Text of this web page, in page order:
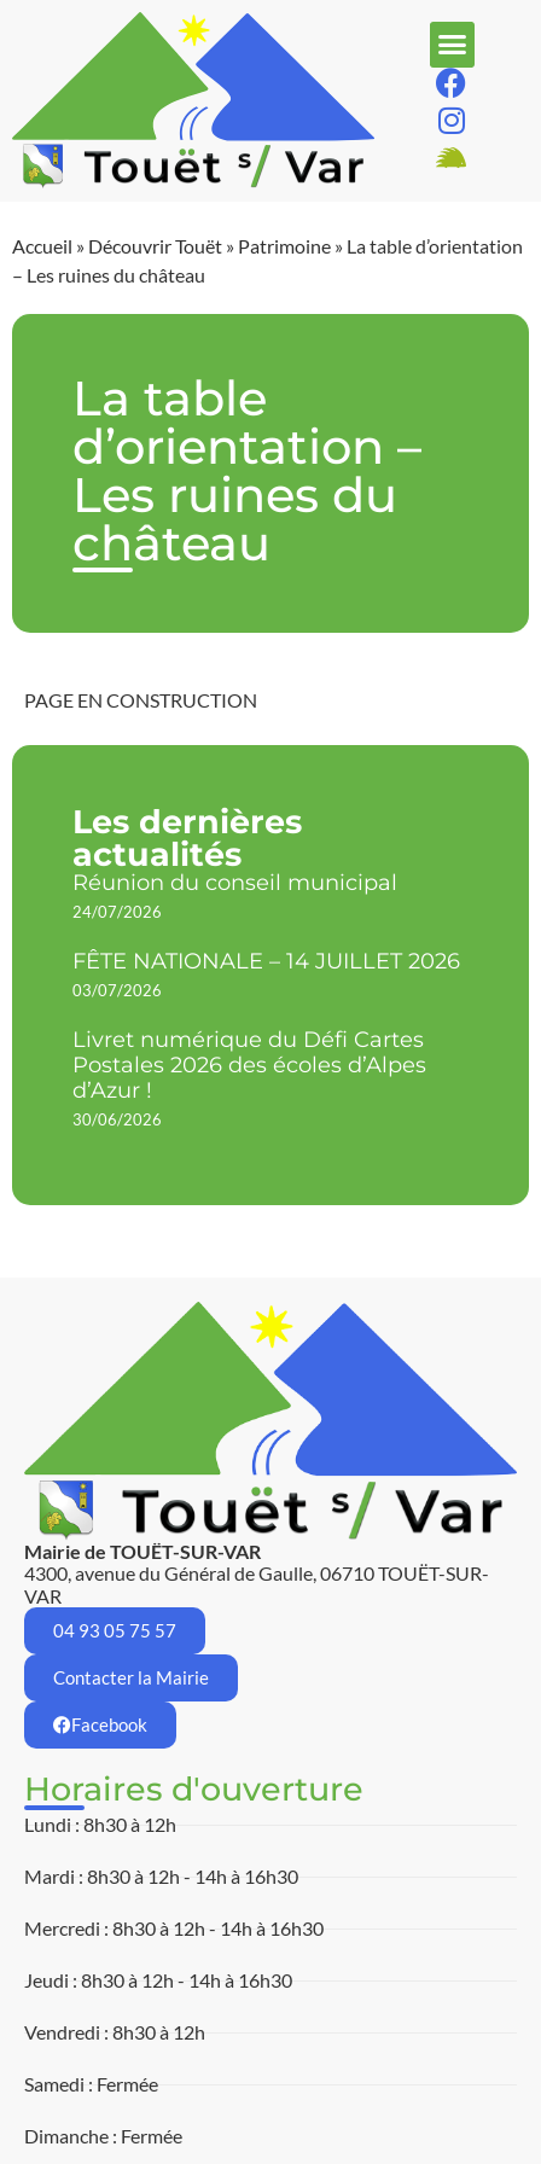
Accueil » Découvrir Touët » Patrimoine » La table d’orientation
– Les ruines du château
La table
d’orientation –
Les ruines du
château
PAGE EN CONSTRUCTION
Les dernières
actualités
Réunion du conseil municipal
24/07/2026
FÊTE NATIONALE – 14 JUILLET 2026
03/07/2026
Livret numérique du Défi Cartes
Postales 2026 des écoles d’Alpes
d’Azur !
30/06/2026
Mairie de TOUËT-SUR-VAR
4300, avenue du Général de Gaulle, 06710 TOUËT-SUR-
VAR
04 93 05 75 57
Contacter la Mairie
Facebook
Horaires d'ouverture
Lundi : 8h30 à 12h
Mardi : 8h30 à 12h - 14h à 16h30
Mercredi : 8h30 à 12h - 14h à 16h30
Jeudi : 8h30 à 12h - 14h à 16h30
Vendredi : 8h30 à 12h
Samedi : Fermée
Dimanche : Fermée